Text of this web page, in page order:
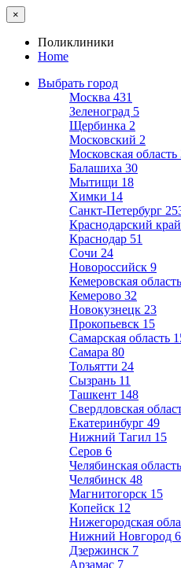
×
Поликлиники
Home
Выбрать город
Москва 431
Зеленоград 5
Щербинка 2
Московский 2
Московская область
Балашиха 30
Мытищи 18
Химки 14
Санкт-Петербург
Краснодарский край
Краснодар 51
Сочи 24
Новороссийск 9
Кемеровская
Кемерово 32
Новокузнецк 23
Прокопьевск 15
Самарская область
Самара 80
Тольятти 24
Сызрань 11
Ташкент 148
Свердловская
Екатеринбург 49
Нижний Тагил 15
Серов 6
Челябинская область
Челябинск 48
Магнитогорск 15
Копейск 12
Нижегородская
Нижний Новгород
Дзержинск 7
Арзамас 7